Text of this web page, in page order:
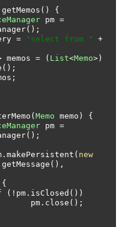
getMemos ()
{
pm =
();
= "select from "
+
memos = ( List<Memo>)
();
;
(Memo memo )
{
pm =
();
. makePersistent ( new
getMessage (),
{
(! pm . isClosed ())
				pm
. close ();